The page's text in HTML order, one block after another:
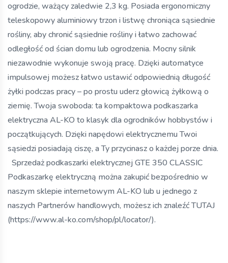
ogrodzie, ważący zaledwie 2,3 kg. Posiada ergonomiczny
teleskopowy aluminiowy trzon i listwę chroniąca sąsiednie
rośliny, aby chronić sąsiednie rośliny i łatwo zachować
odległość od ścian domu lub ogrodzenia. Mocny silnik
niezawodnie wykonuje swoją pracę. Dzięki automatyce
impulsowej możesz łatwo ustawić odpowiednią długość
żyłki podczas pracy – po prostu uderz głowicą żyłkową o
ziemię. Twoja swoboda: ta kompaktowa podkaszarka
elektryczna AL-KO to klasyk dla ogrodników hobbystów i
początkujących. Dzięki napędowi elektrycznemu Twoi
sąsiedzi posiadają ciszę, a Ty przycinasz o każdej porze dnia.
Sprzedaż podkaszarki elektrycznej GTE 350 CLASSIC
Podkaszarkę elektryczną można zakupić bezpośrednio w
naszym sklepie internetowym AL-KO lub u jednego z
naszych Partnerów handlowych, możesz ich znaleźć TUTAJ
(https://www.al-ko.com/shop/pl/locator/).